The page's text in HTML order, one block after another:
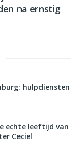
na ernstig
hulpdiensten
echte leeftijd van
Ceciel